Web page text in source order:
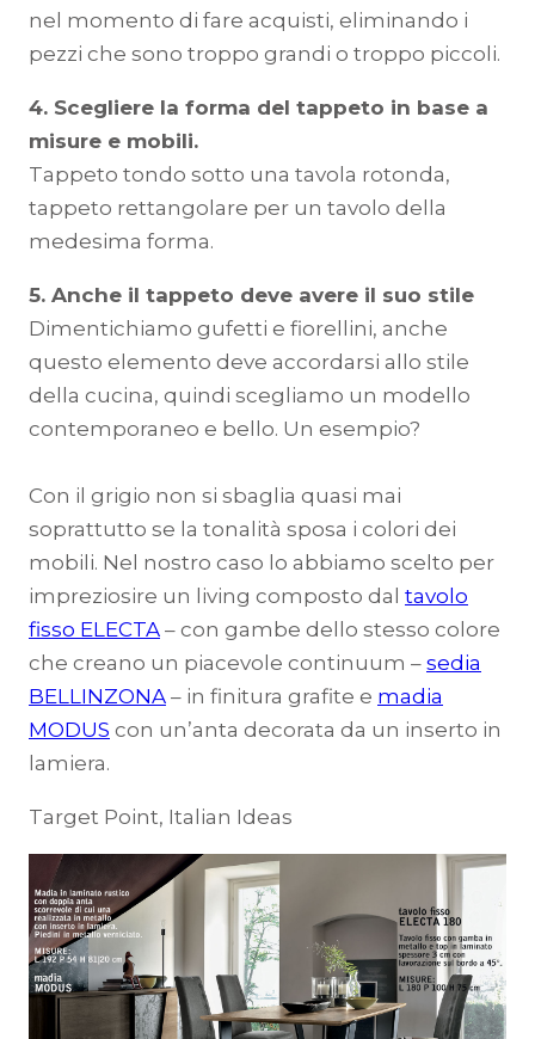
nel momento di fare acquisti, eliminando i
pezzi che sono troppo grandi o troppo piccoli.
4. Scegliere la forma del tappeto in base a
misure e mobili.
Tappeto tondo sotto una tavola rotonda,
tappeto rettangolare per un tavolo della
medesima forma.
5. Anche il tappeto deve avere il suo stile
Dimentichiamo gufetti e fiorellini, anche
questo elemento deve accordarsi allo stile
della cucina, quindi scegliamo un modello
contemporaneo e bello. Un esempio?
Con il grigio non si sbaglia quasi mai
soprattutto se la tonalità sposa i colori dei
mobili. Nel nostro caso lo abbiamo scelto per
impreziosire un living composto dal tavolo
fisso ELECTA – con gambe dello stesso colore
che creano un piacevole continuum – sedia
BELLINZONA – in finitura grafite e madia
MODUS con un’anta decorata da un inserto in
lamiera.
Target Point, Italian Ideas